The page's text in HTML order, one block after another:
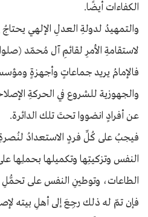
الكفاءات أيضًا.
والتمهيدُ لدولةِ العدلِ الإلهي
لاستقامةِ الأمرِ لقائمِ آل مُحمّد
فالإمامُ يريد جماعاتٍ وأجهزةٍ
والجهوزية للشروع في الحركةِ
عن أفرادٍ انضووا تحتَ تلك الدائرة.
فيجبُ على كُلِّ فردٍ الاستعدادُ لنُصرةِ
النفس وتزكيتِها وتكميلها بحملِها
الطاعات، وتوطينِ النفس على تحمُّلِ
فإن تمّ له ذلك رجِعَ إلى أهلِ بيته